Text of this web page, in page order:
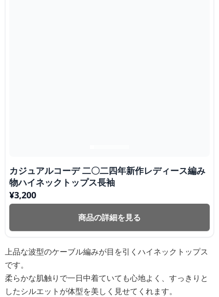
カジュアルコーデ 二〇二四年新作レディース編み
物ハイネックトップス長袖
¥3,200
商品の詳細を見る
上品な波型のケーブル編みが目を引くハイネックトップス
です。
柔らかな肌触りで一日中着ていても心地よく、すっきりと
したシルエットが体型を美しく見せてくれます。